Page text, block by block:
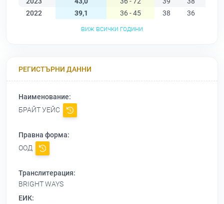
2022
39,1 36 - 45 38 36
виж всички години
РЕГИСТЪРНИ ДАННИ
Наименование:
БРАЙТ УЕЙС
Правна форма:
ООД
Транслитерация:
BRIGHT WAYS
ЕИК: